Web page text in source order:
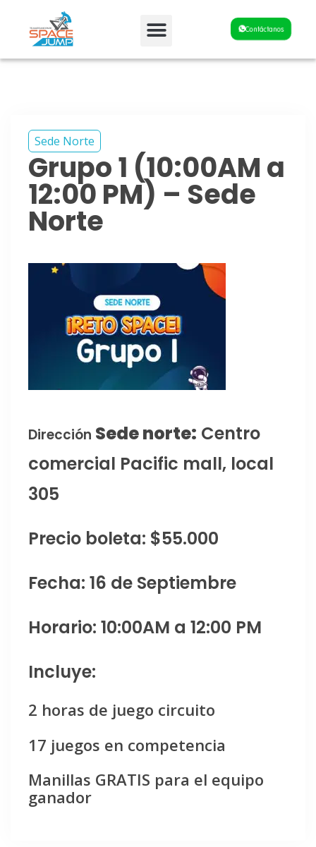
Contáctanos
Sede Norte
Grupo 1 (10:00AM a
12:00 PM) – Sede
Norte
Dirección Sede norte: Centro
comercial Pacific mall, local
305
Precio boleta: $55.000
Fecha: 16 de Septiembre
Horario: 10:00AM a 12:00 PM
Incluye:
2 horas de juego circuito
17 juegos en competencia
Manillas GRATIS para el equipo
ganador